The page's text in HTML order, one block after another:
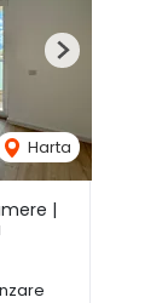
Harta
Next
|